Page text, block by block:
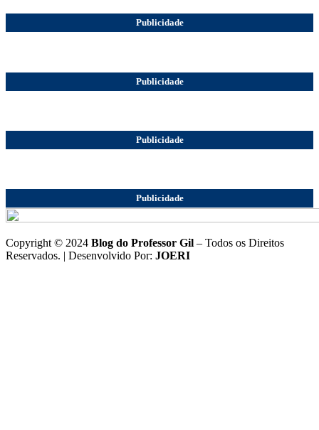
Publicidade
Publicidade
Publicidade
Publicidade
Copyright © 2024 Blog do Professor Gil – Todos os Direitos
Reservados. | Desenvolvido Por: JOERI